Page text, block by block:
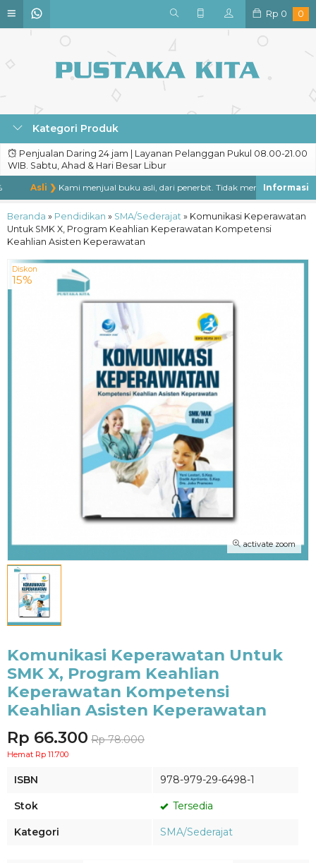
Rp 0 0
Kategori Produk
Penjualan Daring 24 jam | Layanan Pelanggan Pukul 08.00-21.00
WIB. Sabtu, Ahad & Hari Besar Libur
Asli ❯ Kami menjual buku asli, dari penerbit. Tidak menjual buku
Beranda » Pendidikan » SMA/Sederajat » Komunikasi Keperawatan
Untuk SMK X, Program Keahlian Keperawatan Kompetensi
Keahlian Asisten Keperawatan
activate zoom
Diskon
15%
Komunikasi Keperawatan Untuk
SMK X, Program Keahlian
Keperawatan Kompetensi
Keahlian Asisten Keperawatan
Rp 66.300 Rp 78.000
Hemat Rp 11.700
ISBN 978-979-29-6498-1
Stok Tersedia
Kategori SMA/Sederajat